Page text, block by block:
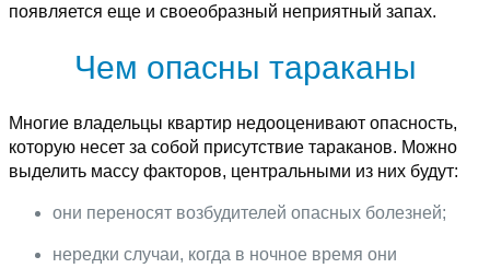
появляется еще и своеобразный неприятный запах.
Чем опасны тараканы
Многие владельцы квартир недооценивают опасность,
которую несет за собой присутствие тараканов. Можно
выделить массу факторов, центральными из них будут:
они переносят возбудителей опасных болезней;
нередки случаи, когда в ночное время они